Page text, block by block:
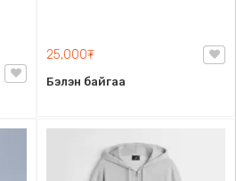
25,000₮
Бэлэн байгаа